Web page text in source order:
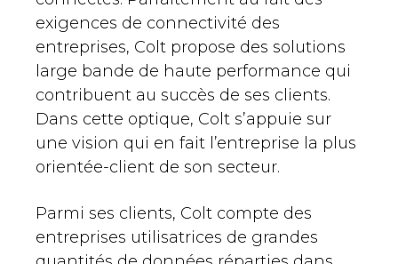
exigences de connectivité des
entreprises, Colt propose des solutions
large bande de haute performance qui
contribuent au succès de ses clients.
Dans cette optique, Colt s’appuie sur
une vision qui en fait l’entreprise la plus
orientée-client de son secteur.
Parmi ses clients, Colt compte des
entreprises utilisatrices de grandes